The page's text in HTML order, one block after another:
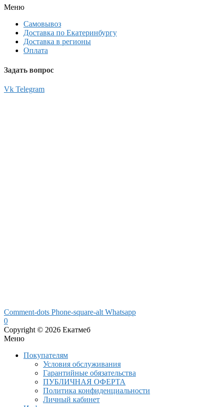
Меню
Самовывоз
Доставка по Екатеринбургу
Доставка в регионы
Оплата
Задать вопрос
Vk Telegram
Comment-dots Phone-square-alt Whatsapp
0
Copyright © 2026 Екатмеб
Меню
Покупателям
Условия обслуживания
Гарантийные обязательства
ПУБЛИЧНАЯ ОФЕРТА
Политика конфиденциальности
Личный кабинет